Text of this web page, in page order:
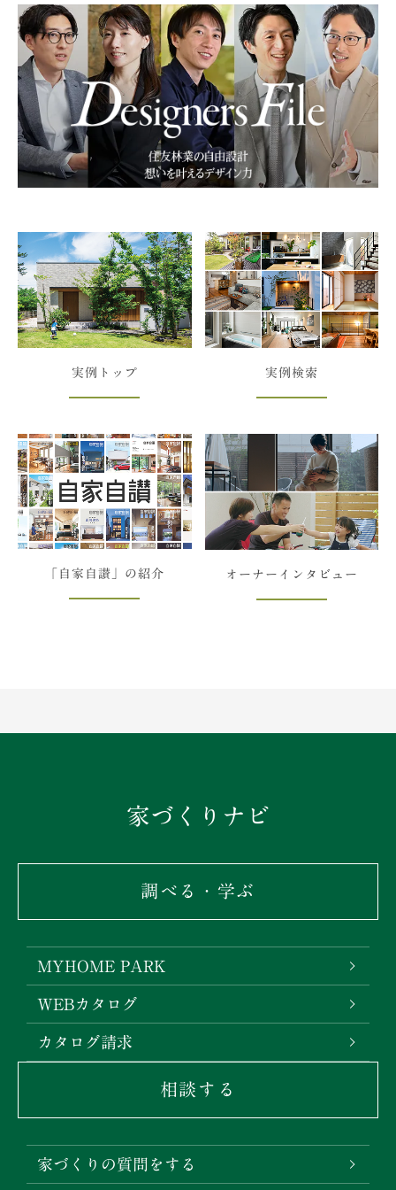
実例トップ 実例検索
「自家自讃」の紹介 オーナーインタビュー
家づくりナビ
調べる・学ぶ
MYHOME PARK
WEBカタログ
カタログ請求
相談する
家づくりの質問をする